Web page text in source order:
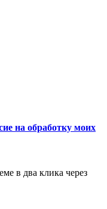
на обработку моих
в два клика через